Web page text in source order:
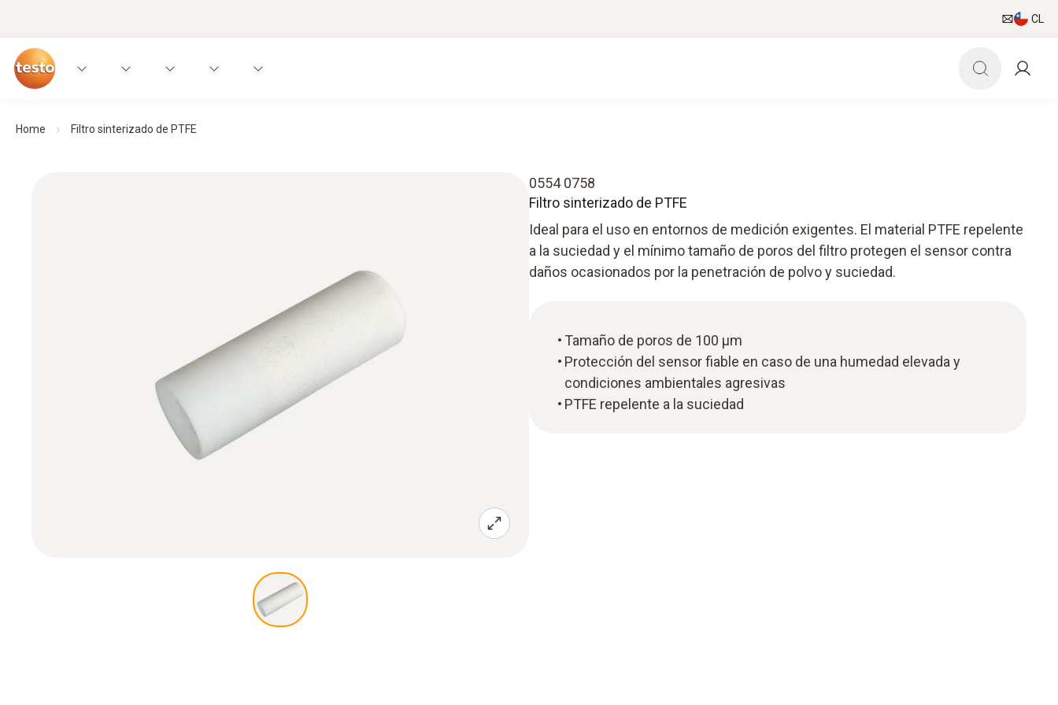
CL
Home Filtro sinterizado de PTFE
0554 0758
Filtro sinterizado de PTFE
Ideal para el uso en entornos de medición exigentes. El material PTFE repelente
a la suciedad y el mínimo tamaño de poros del filtro protegen el sensor contra
daños ocasionados por la penetración de polvo y suciedad.
Tamaño de poros de 100 µm
Protección del sensor fiable en caso de una humedad elevada y
condiciones ambientales agresivas
PTFE repelente a la suciedad